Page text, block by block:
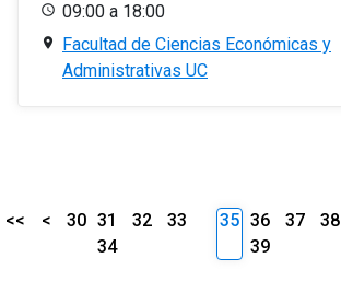
09:00 a 18:00
Facultad de Ciencias Económicas y
Administrativas UC
<< < 30 31 32
33
34
35 36 37
38
39